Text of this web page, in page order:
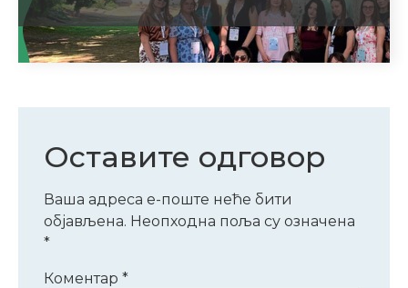
Оставите одговор
Ваша адреса е-поште неће бити
објављена. Неопходна поља су означена
*
Коментар *